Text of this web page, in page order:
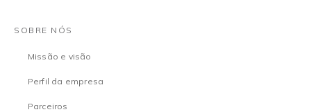
SOBRE NÓS
Missão e visão
Perfil da empresa
Parceiros